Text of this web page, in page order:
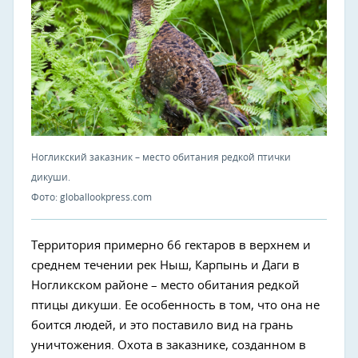
Ногликский заказник – место обитания редкой птички
дикуши.
Фото: globallookpress.com
Территория примерно 66 гектаров в верхнем и
среднем течении рек Ныш, Карпынь и Даги в
Ногликском районе – место обитания редкой
птицы дикуши. Ее особенность в том, что она не
боится людей, и это поставило вид на грань
уничтожения. Охота в заказнике, созданном в